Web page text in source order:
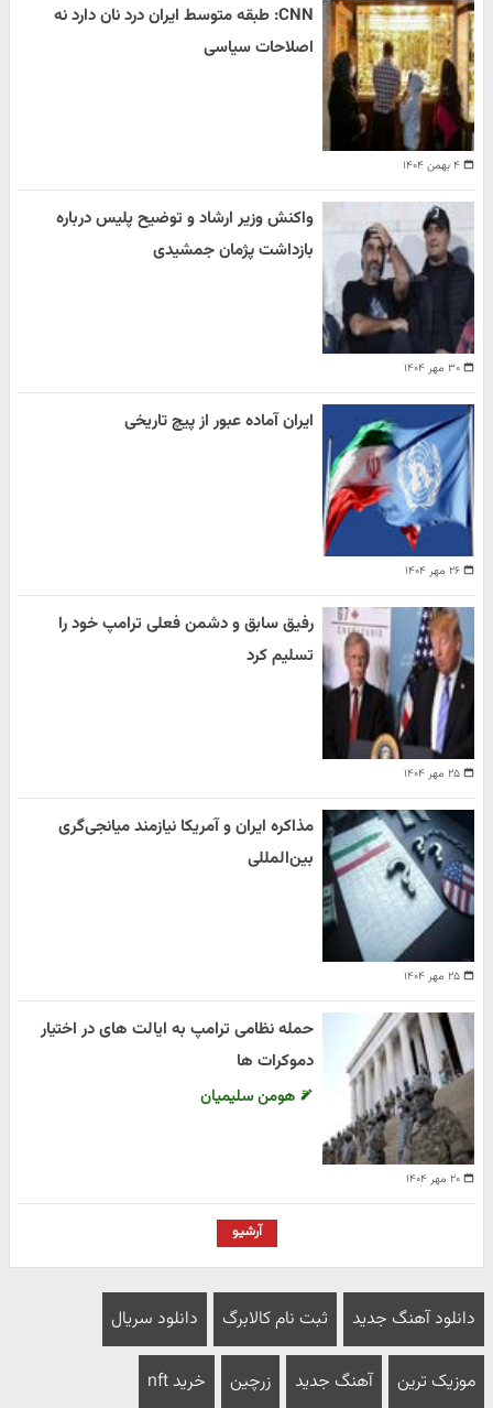
۴ بهمن ۱۴۰۴
CNN: طبقه متوسط ایران درد نان دارد نه
اصلاحات سیاسی
۳۰ مهر ۱۴۰۴
واکنش وزیر ارشاد و توضیح پلیس درباره
بازداشت پژمان جمشیدی
۲۶ مهر ۱۴۰۴
ایران آماده عبور از پیچ تاریخی
۲۵ مهر ۱۴۰۴
رفیق سابق و دشمن فعلی ترامپ خود را
تسلیم کرد
۲۵ مهر ۱۴۰۴
مذاکره ایران و آمریکا نیازمند میانجی‌گری
بین‌المللی
۲۰ مهر ۱۴۰۴
حمله نظامی ترامپ به ایالت های در اختیار
دموکرات ها
هومن سلیمیان
آرشیو
دانلود آهنگ جدید ثبت نام کالابرگ دانلود سریال
موزیک ترین آهنگ جدید زرچین خرید nft